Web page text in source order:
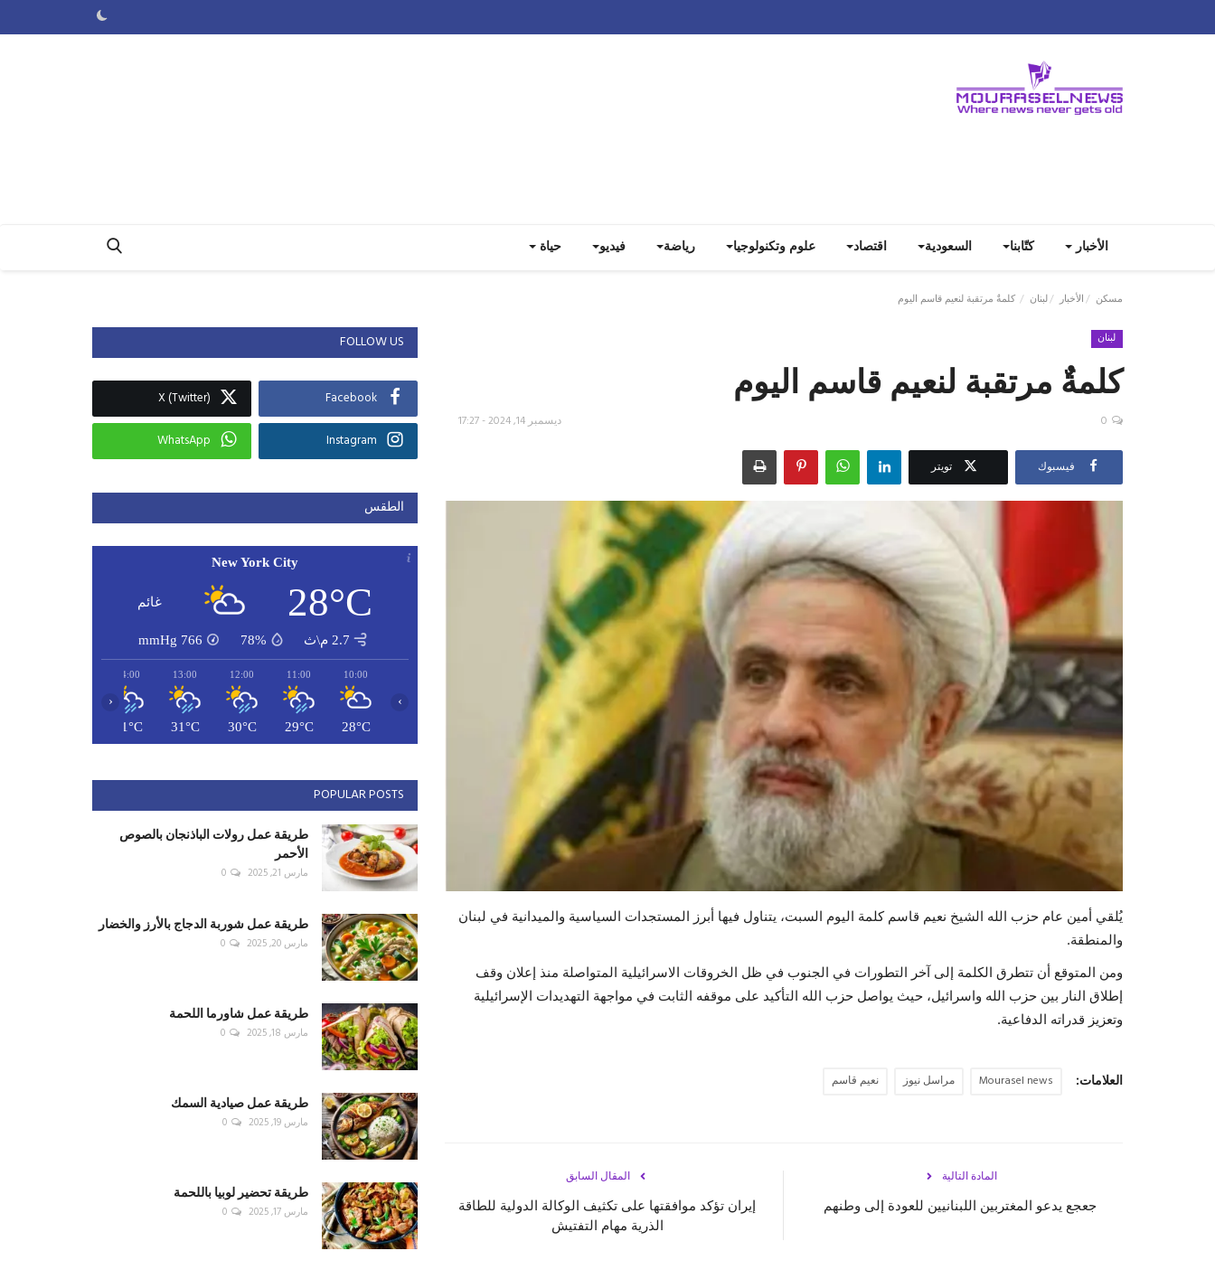
الأخبار كتّابنا السعودية اقتصاد علوم وتكنولوجيا رياضة فيديو حياة
مسكن الأخبار لبنان كلمةٌ مرتقبة لنعيم قاسم اليوم
لبنان
كلمةٌ مرتقبة لنعيم قاسم اليوم
ديسمبر 14, 2024 - 17:27 0
فيسبوك تويتر
يُلقي أمين عام حزب الله الشيخ نعيم قاسم كلمة اليوم السبت، يتناول فيها أبرز المستجدات السياسية والميدانية في لبنان
والمنطقة.
ومن المتوقع أن تتطرق الكلمة إلى آخر التطورات في الجنوب في ظل الخروقات الاسرائيلية المتواصلة منذ إعلان وقف
إطلاق النار بين حزب الله واسرائيل، حيث يواصل حزب الله التأكيد على موقفه الثابت في مواجهة التهديدات الإسرائيلية
وتعزيز قدراته الدفاعية.
العلامات: Mourasel news مراسل نيوز نعيم قاسم
المقال السابق
إيران تؤكد موافقتها على تكثيف الوكالة الدولية للطاقة
الذرية مهام التفتيش
المادة التالية
جعجع يدعو المغتربين اللبنانيين للعودة إلى وطنهم
FOLLOW US
Facebook
X (Twitter)
Instagram
WhatsApp
الطقس
New York City
28°C غائم
2.7 م\ث 78%
766
mmHg
10:00
28°C
11:00
29°C
12:00
30°C
13:00
31°C
14:00
31°C
‹ ›
POPULAR POSTS
طريقة عمل رولات الباذنجان بالصوص
الأحمر
مارس 21, 2025 0
طريقة عمل شوربة الدجاج بالأرز والخضار
مارس 20, 2025 0
طريقة عمل شاورما اللحمة
مارس 18, 2025 0
طريقة عمل صيادية السمك
مارس 19, 2025 0
طريقة تحضير لوبيا باللحمة
مارس 17, 2025 0